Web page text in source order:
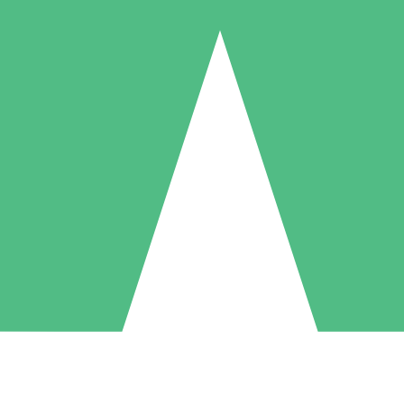
Individuele Creditpakketten
per gebruik met downloadtegoeden. Geen maandelijkse verplichting
5 Downloaden
US$